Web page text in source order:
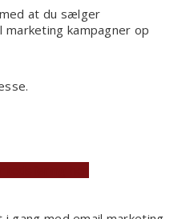
at du sælger
kampagner op